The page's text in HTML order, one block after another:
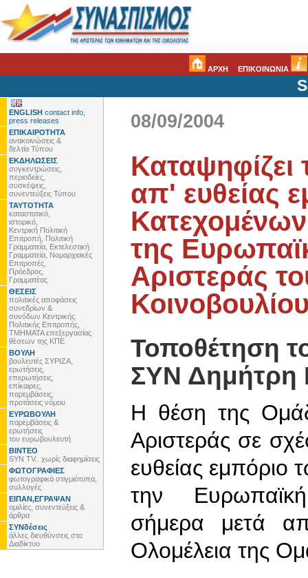
ΑΡΧΗ ΕΠΙΚΟΙΝΩΝΙΑ
ENGLISH contact info,
press releases
ΕΠΙΚΑΙΡΟΤΗΤΑ
ανακοινώσεις &
δελτία Τύπου
ΕΚΔΗΛΩΣΕΙΣ
συγκεντρώσεις,
περιοδείες,
συσκέψεις,
συνεντεύξεις Τύπου
ΤΑΥΤΟΤΗΤΑ
καταστατικό,
ιστορικό,
Κεντρική Πολιτική
Επιτροπή, Πολιτική
Γραμματεία, Εκτελεστική
Γραμματεία, Νομαρχιακές
Επιτροπές,
Πρόεδρος,
Γραμματέας
ΘΕΣΕΙΣ
πολιτικές αποφάσεις
συνεδρίων &
συνόδων Κεντρικής
Πολιτικής Επιτροπής,
ΤΜΗΜΑΤΑ επεξεργασίας
θέσεων της ΚΠΕ
ΒΟΥΛΗ
βουλευτές ΣΥΡΙΖΑ,
ερωτήσεις,
επερωτήσεις,
επίκαιρες,
παρεμβάσεις,
προτάσεις νόμου
ΕΥΡΩΒΟΥΛΗ
παρεμβάσεις &
ερωτήσεις
του ευρωβουλευτή
ΒΙΝΤΕΟ
SYN TV.. χωρίς διαφημίσεις
ΦΩΤΟΓΡΑΦΙΕΣ
φωτογραφικά στιγμιότυπα,
συλλογές
ΕΙΠΑΝ,ΕΓΡΑΨΑΝ
ομιλίες, συνεντεύξεις &
άρθρα
ΣΥΝδέσεις
άλλες διευθύνσεις στο
Διαδίκτυο
08/09/2004
Καταψηφίζει
απ' ευθείας
της
Αριστεράς
Τοποθέτηση
ΣΥΝ Δημήτρη
Η θέση της
Αριστεράς σε
ευθείας
την
σήμερα μετά
Ολομέλεια της